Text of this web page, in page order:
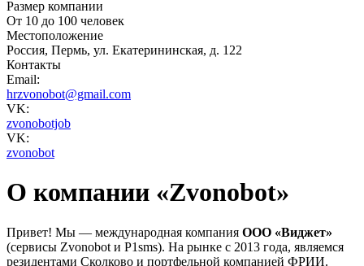
Размер компании
От 10 до 100 человек
Местоположение
Россия, Пермь, ул. Екатерининская, д. 122
Контакты
Email:
hrzvonobot@gmail.com
VK:
zvonobotjob
VK:
zvonobot
О компании «Zvonobot»
Привет! Мы — международная компания ООО «Виджет»
(сервисы Zvonobot и P1sms). На рынке с 2013 года, являемся
резидентами Сколково и портфельной компанией ФРИИ.